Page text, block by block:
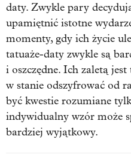
daty. Zwykle pary
upamiętnić istotne
momenty, gdy ich życie
tatuaże-daty zwykle są
i oszczędne. Ich zaletą
w stanie odszyfrować od
być kwestie rozumiane
indywidualny wzór może
bardziej wyjątkowy.